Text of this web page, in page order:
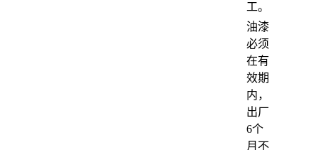
工。
油漆
必须
在有
效期
内，
出厂
6个
月不